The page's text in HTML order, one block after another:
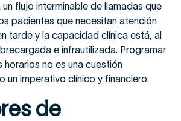
flujo interminable de llamadas que
pacientes que necesitan atención
tarde y la capacidad clínica está, al
e infrautilizada. Programar
no es una cuestión
un imperativo clínico y financiero.
de